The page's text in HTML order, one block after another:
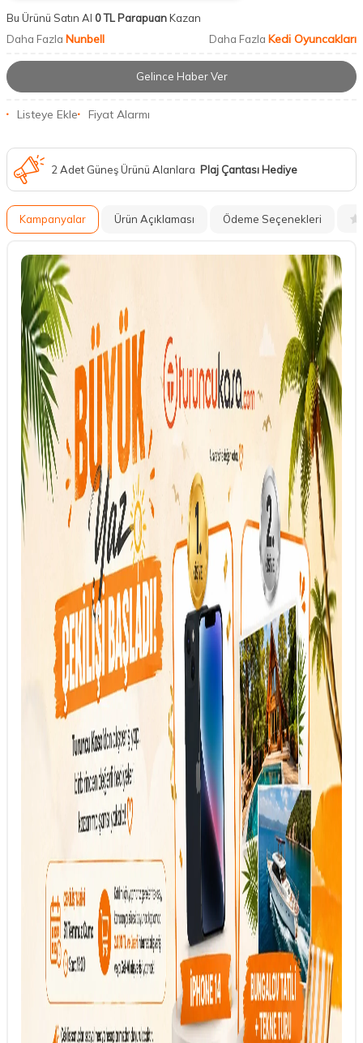
Bu Ürünü Satın Al 0 TL ParapuanKazan
Daha Fazla Nunbell Daha Fazla Kedi Oyuncakları
Gelince Haber Ver
Listeye Ekle Fiyat Alarmı
2 Adet Güneş Ürünü Alanlara Plaj Çantası Hediye
Kampanyalar Ürün Açıklaması Ödeme Seçenekleri